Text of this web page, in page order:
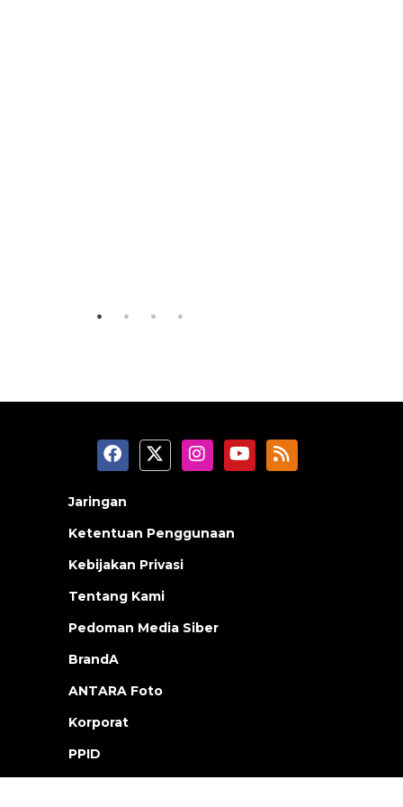
Jaringan
Ketentuan Penggunaan
Kebijakan Privasi
Tentang Kami
Pedoman Media Siber
BrandA
ANTARA Foto
Korporat
PPID